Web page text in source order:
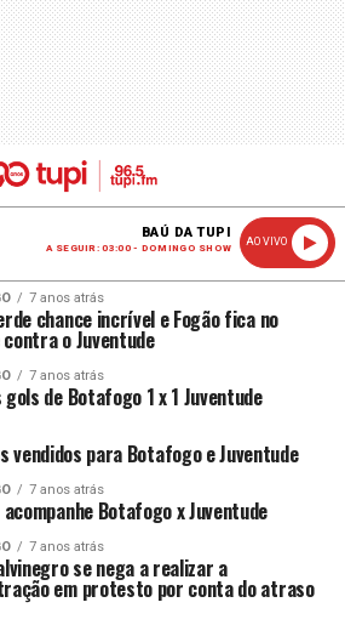
BAÚ DA TUPI
A SEGUIR: 03:00 - DOMINGO SHOW
AO VIVO
7 anos atrás
chance incrível e Fogão fica no
o Juventude
7 anos atrás
gols de Botafogo 1 x 1 Juventude
vendidos para Botafogo e Juventude
7 anos atrás
acompanhe Botafogo x Juventude
7 anos atrás
se nega a realizar a
em protesto por conta do atraso